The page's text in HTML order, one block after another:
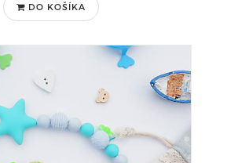
DO KOŠÍKA